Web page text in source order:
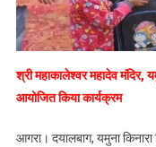
श्री महाकालेश्वर महादेव मंदिर,
आयोजित किया कार्यक्रम
आगरा। दयालबाग, यमुना